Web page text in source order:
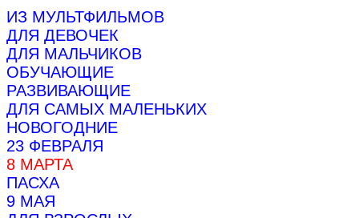
ИЗ МУЛЬТФИЛЬМОВ
ДЛЯ ДЕВОЧЕК
ДЛЯ МАЛЬЧИКОВ
ОБУЧАЮЩИЕ
РАЗВИВАЮЩИЕ
ДЛЯ САМЫХ МАЛЕНЬКИХ
НОВОГОДНИЕ
23 ФЕВРАЛЯ
8 МАРТА
ПАСХА
9 МАЯ